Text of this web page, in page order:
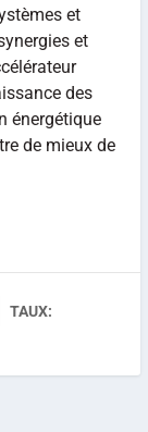
et
et
des
énergétique
de mieux de
TAUX: